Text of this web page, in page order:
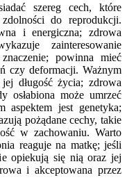
szereg cech, które
do reprodukcji.
i energiczna; zdrowa
zainteresowanie
powinna mieć
czy deformacji. Ważnym
długość życia; zdrowa
osłabiona może umrzeć
aspektem jest genetyka;
pożądane cechy, takie
w zachowaniu. Warto
reaguje na matkę; jeśli
opiekują się nią oraz jej
i akceptowana przez